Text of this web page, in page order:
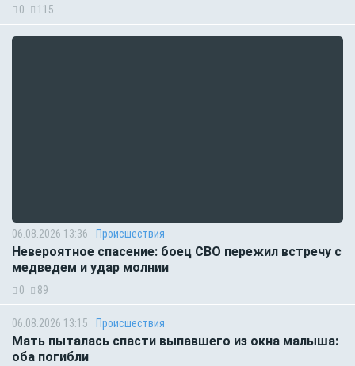
0 115
06.08.2026 13:36 Происшествия
Невероятное спасение: боец СВО пережил встречу с
медведем и удар молнии
0 89
06.08.2026 13:15 Происшествия
Мать пыталась спасти выпавшего из окна малыша:
оба погибли